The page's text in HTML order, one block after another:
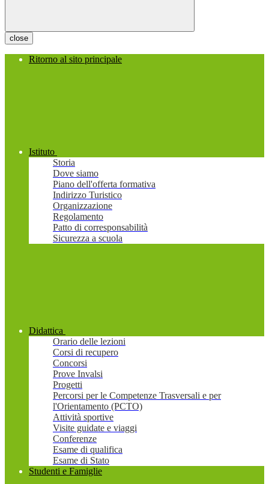
close
Ritorno al sito principale
Istituto
Storia
Dove siamo
Piano dell'offerta formativa
Indirizzo Turistico
Organizzazione
Regolamento
Patto di corresponsabilità
Sicurezza a scuola
Didattica
Orario delle lezioni
Corsi di recupero
Concorsi
Prove Invalsi
Progetti
Percorsi per le Competenze Trasversali e per
l'Orientamento (PCTO)
Attività sportive
Visite guidate e viaggi
Conferenze
Esame di qualifica
Esame di Stato
Studenti e Famiglie